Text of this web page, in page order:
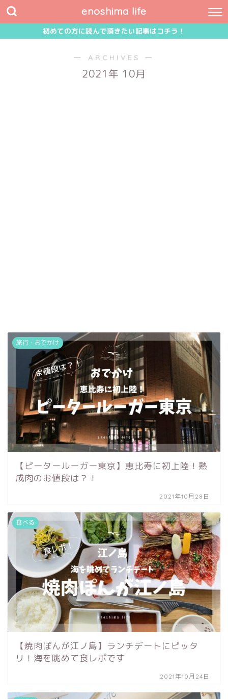
enoshima life
初めての方に読んで頂きたい記事はコチラ！
― ARCHIVES ―
2021年 10月
旅行・おでかけ
【ピータールーガー東京】恵比寿に初上陸！熟
成肉のお値段は？！
2021年10月28日
食べる
【焼肉ぽんが江ノ島】ランチデートにピッタ
リ！海を眺めて食レポです
2021年10月24日